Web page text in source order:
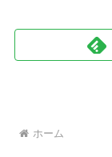
ホーム